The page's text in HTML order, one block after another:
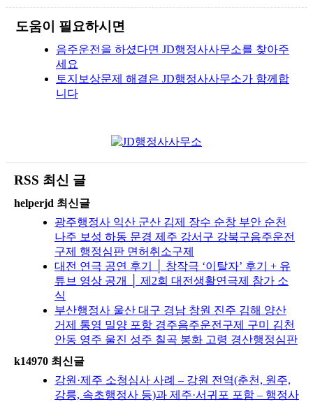
도움이 필요하시면
음주운전을 하셨다면 JD행정사사무소를 찾아주
세요
토지보상문제 해결은 JD행정사사무소가 함께합
니다
RSS 최신 글
helperjd 최신글
광주행정사 익산 군산 김제 장수 순창 부안 순천
나주 보성 하동 문경 제주 강서구 강북구음주운전
구제 행정심판 면허취소구제
대전 연극 공연 후기 │ 창작극 ‘이탈자’ 후기 + 유
튜브 영상 공개 │ 제2회 대전생활연극제 참가 소
식
부산행정사 울산 대구 경남 창원 진주 김해 양산
거제 통영 밀양 포항 경주음주운전구제 구미 김천
안동 영주 울진 성주 칠곡 봉화 고령 경산행정심판
k14970 최신글
강원·제주 소청심사 사례 – 강원 전역(춘천, 원주,
강릉, 속초행정사 등)과 제주·서귀포 포함 – 행정사